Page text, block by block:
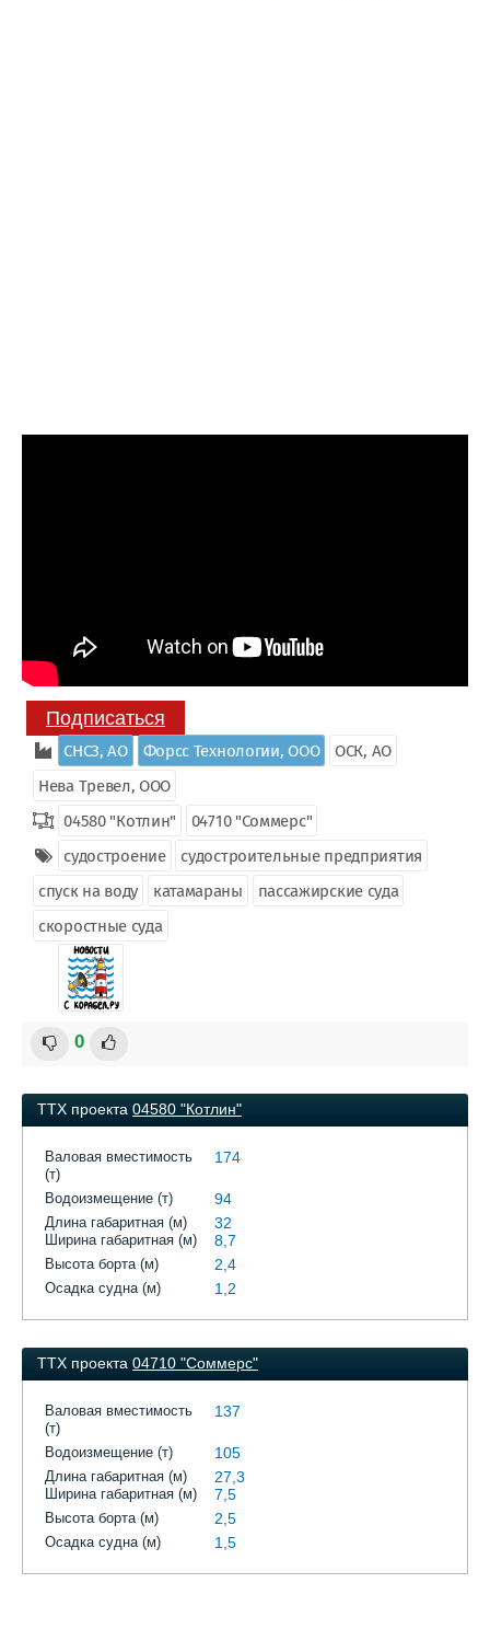
Подписаться
СНСЗ, АО Форсс Технологии, ООО
ОСК, АО
Нева Тревел, ООО
04580 "Котлин"
04710 "Соммерс"
судостроение
судостроительные предприятия
спуск на воду
катамараны
пассажирские суда
скоростные суда
0
ТТХ проекта 04580 "Котлин"
Валовая вместимость
(т)
174
Водоизмещение (т) 94
Длина габаритная (м) 32
Ширина габаритная (м) 8,7
Высота борта (м) 2,4
Осадка судна (м) 1,2
ТТХ проекта 04710 "Соммерс"
Валовая вместимость
(т)
137
Водоизмещение (т) 105
Длина габаритная (м) 27,3
Ширина габаритная (м) 7,5
Высота борта (м) 2,5
Осадка судна (м) 1,5